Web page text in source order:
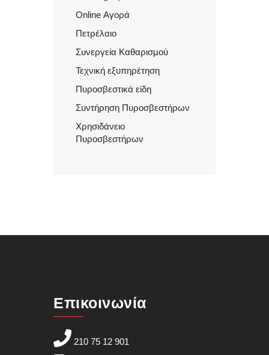
Οnline Αγορά
Πετρέλαιο
Συνεργεία Καθαρισμού
Τεχνική εξυπηρέτηση
Πυροσβεστικά είδη
Συντήρηση Πυροσβεστήρων
Χρησιδάνειο
Πυροσβεστήρων
Επικοινωνία
210 75 12 901